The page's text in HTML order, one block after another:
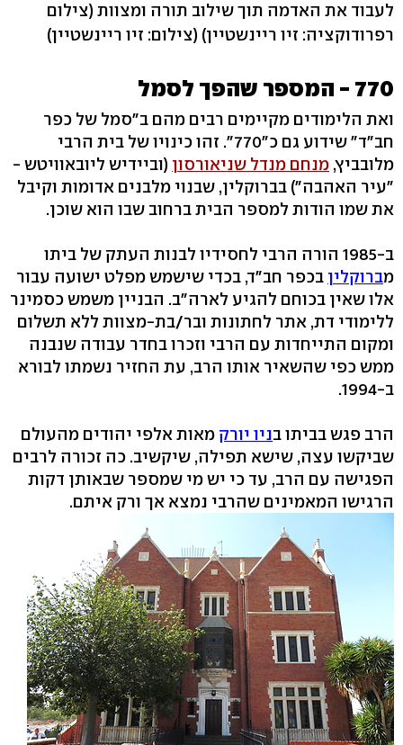
לעבוד את האדמה תוך שילוב תורה ומצוות (צילום
רפרודוקציה: זיו ריינשטיין) (צילום: זיו ריינשטיין)
770 - המספר שהפך לסמל
ואת הלימודים מקיימים רבים מהם ב"סמל של כפר
חב"ד" שידוע גם כ"770". זהו כינויו של בית הרבי
מלובביץ, מנחם מנדל שניאורסון (וביידיש ליובאוויטש -
"עיר האהבה") בברוקלין, שבנוי מלבנים אדומות וקיבל
את שמו הודות למספר הבית ברחוב שבו הוא שוכן.
ב-1985 הורה הרבי לחסידיו לבנות העתק של ביתו
מברוקלין בכפר חב"ד, בכדי שישמש מפלט ישועה עבור
אלו שאין בכוחם להגיע לארה"ב. הבניין משמש כסמינר
ללימודי דת, אתר לחתונות ובר/בת-מצוות ללא תשלום
ומקום התייחדות עם הרבי וזכרו בחדר עבודה שנבנה
ממש כפי שהשאיר אותו הרב, עת החזיר נשמתו לבורא
ב-1994.
הרב פגש בביתו בניו יורק מאות אלפי יהודים מהעולם
שביקשו עצה, שישא תפילה, שיקשיב. כה זכורה לרבים
הפגישה עם הרב, עד כי יש מי שמספר שבאותן דקות
הרגישו המאמינים שהרבי נמצא אך ורק איתם.